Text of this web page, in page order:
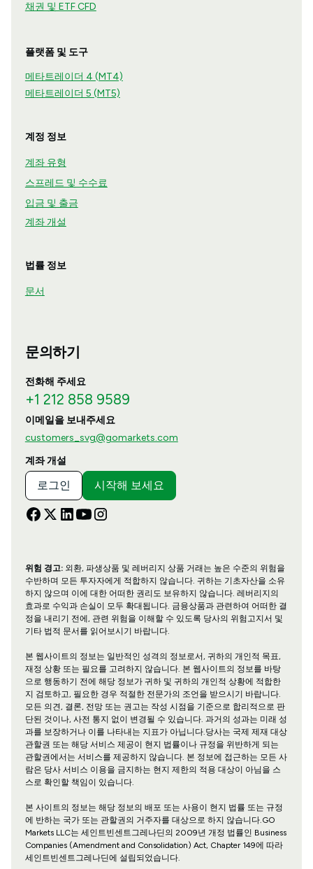
채권 및 ETF CFD
플랫폼 및 도구
메타트레이더 4 (MT4)
메타트레이더 5 (MT5)
계정 정보
계좌 유형
스프레드 및 수수료
입금 및 출금
계좌 개설
법률 정보
문서
문의하기
전화해 주세요
+1 212 858 9589
이메일을 보내주세요
customers_svg@gomarkets.com
계좌 개설
로그인 시작해 보세요
위험 경고:외환, 파생상품 및 레버리지 상품 거래는 높은 수준의 위험을
수반하며 모든 투자자에게 적합하지 않습니다. 귀하는 기초자산을 소유
하지 않으며 이에 대한 어떠한 권리도 보유하지 않습니다. 레버리지의
효과로 수익과 손실이 모두 확대됩니다. 금융상품과 관련하여 어떠한 결
정을 내리기 전에, 관련 위험을 이해할 수 있도록 당사의 위험고지서 및
기타 법적 문서를 읽어보시기 바랍니다.
본 웹사이트의 정보는 일반적인 성격의 정보로서, 귀하의 개인적 목표,
재정 상황 또는 필요를 고려하지 않습니다. 본 웹사이트의 정보를 바탕
으로 행동하기 전에 해당 정보가 귀하 및 귀하의 개인적 상황에 적합한
지 검토하고, 필요한 경우 적절한 전문가의 조언을 받으시기 바랍니다.
모든 의견, 결론, 전망 또는 권고는 작성 시점을 기준으로 합리적으로 판
단된 것이나, 사전 통지 없이 변경될 수 있습니다. 과거의 성과는 미래 성
과를 보장하거나 이를 나타내는 지표가 아닙니다.당사는 국제 제재 대상
관할권 또는 해당 서비스 제공이 현지 법률이나 규정을 위반하게 되는
관할권에서는 서비스를 제공하지 않습니다. 본 정보에 접근하는 모든 사
람은 당사 서비스 이용을 금지하는 현지 제한의 적용 대상이 아님을 스
스로 확인할 책임이 있습니다.
본 사이트의 정보는 해당 정보의 배포 또는 사용이 현지 법률 또는 규정
에 반하는 국가 또는 관할권의 거주자를 대상으로 하지 않습니다.GO
Markets LLC는 세인트빈센트그레나딘의 2009년 개정 법률인 Business
Companies (Amendment and Consolidation) Act, Chapter 149에 따라
세인트빈센트그레나딘에 설립되었습니다.